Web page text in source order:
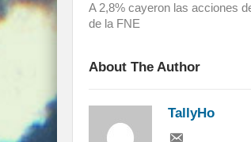
A 2,8% cayeron las acciones
de la FNE
About The Author
TallyHo